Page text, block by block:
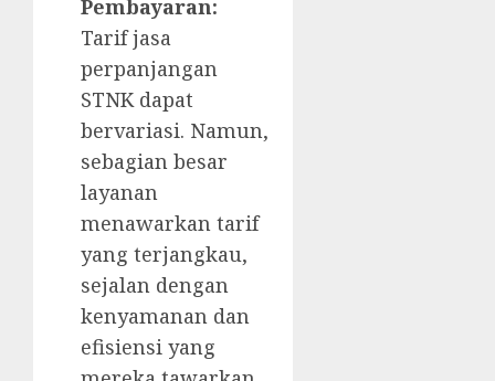
Pembayaran:
Tarif jasa
perpanjangan
STNK dapat
bervariasi. Namun,
sebagian besar
layanan
menawarkan tarif
yang terjangkau,
sejalan dengan
kenyamanan dan
efisiensi yang